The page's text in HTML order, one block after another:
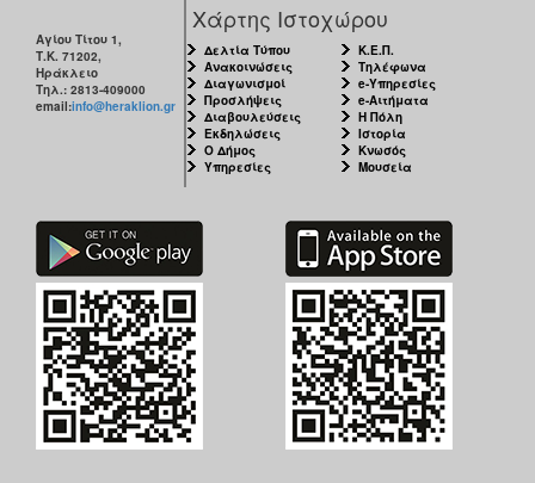
Αγίου Τίτου 1,
Τ.Κ. 71202,
Ηράκλειο
Τηλ.: 2813-409000
email:info@heraklion.gr
Χάρτης Ιστοχώρου
Δελτία Τύπου
Ανακοινώσεις
Διαγωνισμοί
Προσλήψεις
Διαβουλεύσεις
Εκδηλώσεις
Ο Δήμος
Υπηρεσίες
Κ.Ε.Π.
Τηλέφωνα
e-Υπηρεσίες
e-Αιτήματα
Η Πόλη
Ιστορία
Κνωσός
Μουσεία